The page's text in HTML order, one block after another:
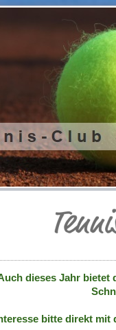
dieses Jahr bietet
bitte direkt